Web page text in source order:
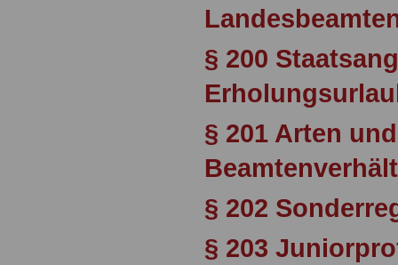
§ 200
§ 201 Arten
§ 202
§ 203